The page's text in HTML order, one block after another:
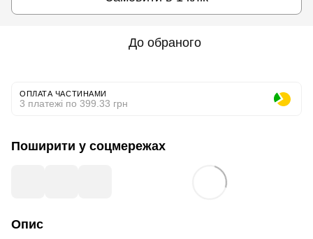
До обраного
ОПЛАТА ЧАСТИНАМИ
3 платежі по 399.33 грн
Поширити у соцмережах
Опис